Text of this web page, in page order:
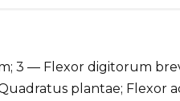
3 — Flexor digitorum
plantae; Flexor